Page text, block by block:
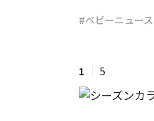
#ワンオペ育児
#ベビーニュース
1 5